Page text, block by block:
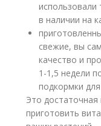
в наличии на
свежие, вы
качество и
1-1,5 недели
подкормки
Это
приготовить